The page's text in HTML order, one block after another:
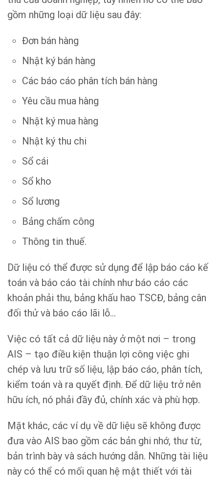
gồm những loại dữ liệu sau đây:
Đơn bán hàng
Nhật ký bán hàng
Các báo cáo phân tích bán hàng
Yêu cầu mua hàng
Nhật ký mua hàng
Nhật ký thu chi
Sổ cái
Sổ kho
Sổ lương
Bảng chấm công
Thông tin thuế.
Dữ liệu có thể được sử dụng để lập báo cáo kế
toán và báo cáo tài chính như báo cáo các
khoản phải thu, bảng khấu hao TSCĐ, bảng cân
đối thử và báo cáo lãi lỗ…
Việc có tất cả dữ liệu này ở một nơi – trong
AIS – tạo điều kiện thuận lợi công việc ghi
chép và lưu trữ số liệu, lập báo cáo, phân tích,
kiểm toán và ra quyết định. Để dữ liệu trở nên
hữu ích, nó phải đầy đủ, chính xác và phù hợp.
Mặt khác, các ví dụ về dữ liệu sẽ không được
đưa vào AIS bao gồm các bản ghi nhớ, thư từ,
bản trình bày và sách hướng dẫn. Những tài liệu
này có thể có mối quan hệ mật thiết với tài